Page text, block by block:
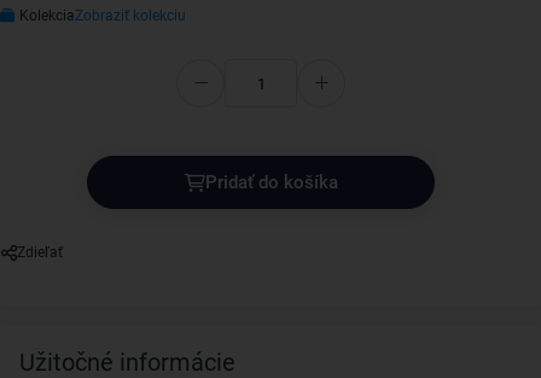
KolekciaZobraziť kolekciu
Pridať do košíka
Zdieľať
Užitočné informácie